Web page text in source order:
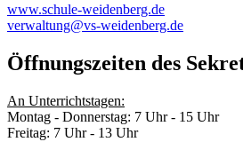
www.schule-weidenberg.de
verwaltung@vs-weidenberg.de
Öffnungszeiten des
An Unterrichtstagen:
Montag - Donnerstag: 7 Uhr - 15 Uhr
Freitag: 7 Uhr - 13 Uhr